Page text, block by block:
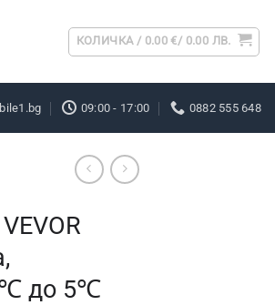
КОЛИЧКА / 0.00€/ 0.00 ЛВ.
09:00 - 17:00 0882 555 648
до 5℃